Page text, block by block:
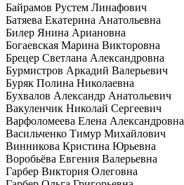
Байрамов Рустем Линафович
Батяева Екатерина Анатольевна
Билер Янина Ариановна
Богаевская Марина Викторовна
Брецер Светлана Александровна
Бурмистров Аркадий Валерьевич
Буряк Полина Николаевна
Бухвалов Александр Анатольевич
Вакуленчик Николай Сергеевич
Варфоломеева Елена Александровна
Васильченко Тимур Михайлович
Винникова Кристина Юрьевна
Воробьёва Евгения Валерьевна
Гарбер Виктория Олеговна